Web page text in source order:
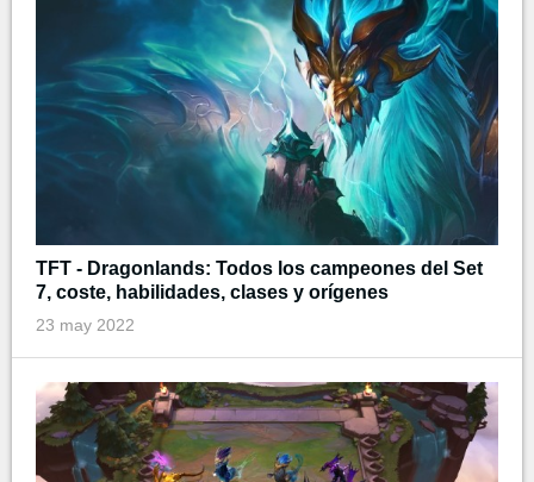
TFT - Dragonlands: Todos los campeones del Set
7, coste, habilidades, clases y orígenes
23 may 2022